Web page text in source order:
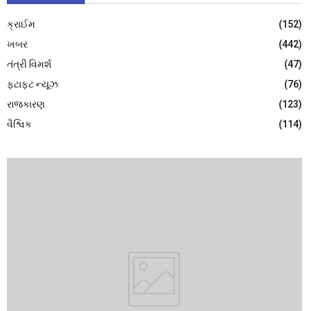
ક્રાઈમ
(152)
ખબર
(442)
તંત્રી વિમર્શ
(47)
ફટાફટ ન્યૂઝ
(76)
રાજકારણ
(123)
વૈશ્વિક
(114)